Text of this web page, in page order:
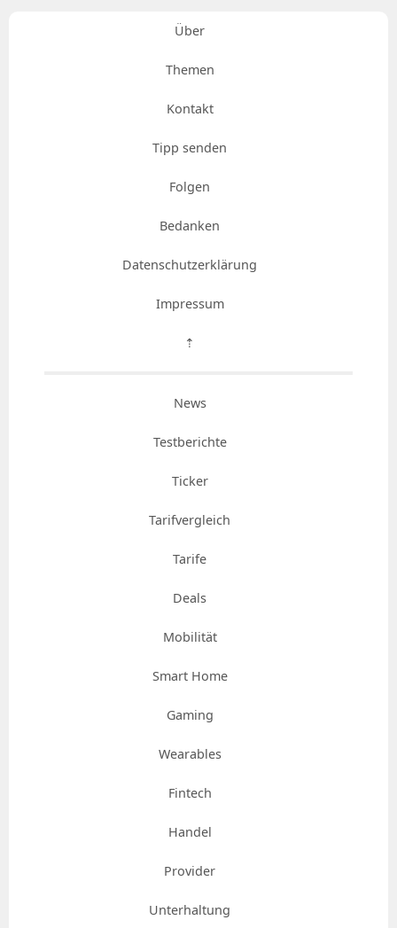
Über
Themen
Kontakt
Tipp senden
Folgen
Bedanken
Datenschutzerklärung
Impressum
⇡
News
Testberichte
Ticker
Tarifvergleich
Tarife
Deals
Mobilität
Smart Home
Gaming
Wearables
Fintech
Handel
Provider
Unterhaltung